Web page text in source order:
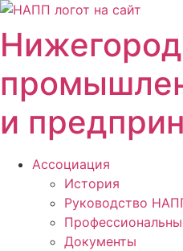
Перейти
содержимому
и
Ассоциация
История
Руководство
Документы